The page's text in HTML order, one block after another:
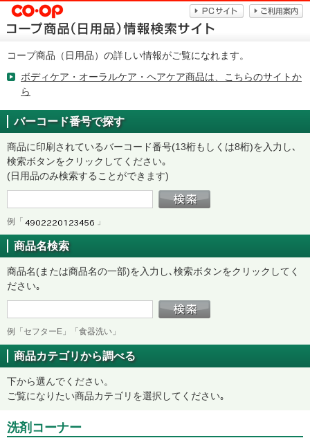
コープ商品（日用品）の詳しい情報がご覧になれます。
ボディケア・オーラルケア・ヘアケア商品は、こちらのサイトか
ら
バーコード番号で探す
商品に印刷されているバーコード番号(13桁もしくは8桁)を入力し､
検索ボタンをクリックしてください｡
(日用品のみ検索することができます)
例「 」
商品名検索
商品名(または商品名の一部)を入力し､検索ボタンをクリックしてく
ださい｡
例「セフターE」「食器洗い」
商品カテゴリから調べる
下から選んでください。
ご覧になりたい商品カテゴリを選択してください｡
洗剤コーナー